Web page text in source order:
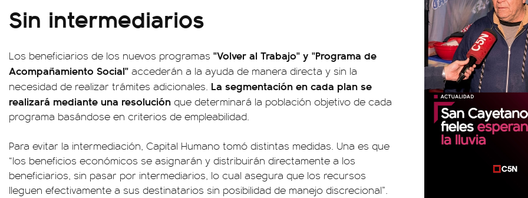
Sin intermediarios
Los beneficiarios de los nuevos programas "Volver al Trabajo" y "Programa de
Acompañamiento Social" accederán a la ayuda de manera directa y sin la
necesidad de realizar trámites adicionales. La segmentación en cada plan se
realizará mediante una resolución que determinará la población objetivo de cada
programa basándose en criterios de empleabilidad.
Para evitar la intermediación, Capital Humano tomó distintas medidas. Una es que
“los beneficios económicos se asignarán y distribuirán directamente a los
beneficiarios, sin pasar por intermediarios, lo cual asegura que los recursos
lleguen efectivamente a sus destinatarios sin posibilidad de manejo discrecional”.